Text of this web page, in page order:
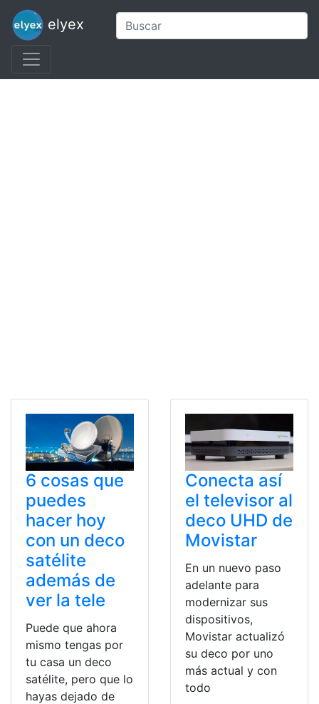
elyex
6 cosas que
puedes
hacer hoy
con un deco
satélite
además de
ver la tele
Puede que ahora
mismo tengas por
tu casa un deco
satélite, pero que lo
hayas dejado de
Conecta así
el televisor al
deco UHD de
Movistar
En un nuevo paso
adelante para
modernizar sus
dispositivos,
Movistar actualizó
su deco por uno
más actual y con
todo